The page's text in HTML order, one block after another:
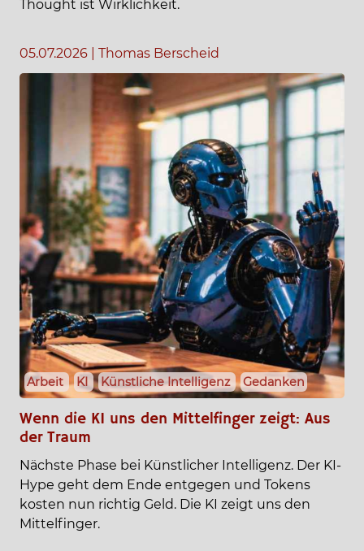
Thought ist Wirklichkeit.
05.07.2026 Thomas Berscheid
Arbeit KI Künstliche Intelligenz Gedanken
Wenn die KI uns den Mittelfinger zeigt: Aus
der Traum
Nächste Phase bei Künstlicher Intelligenz. Der KI-
Hype geht dem Ende entgegen und Tokens
kosten nun richtig Geld. Die KI zeigt uns den
Mittelfinger.